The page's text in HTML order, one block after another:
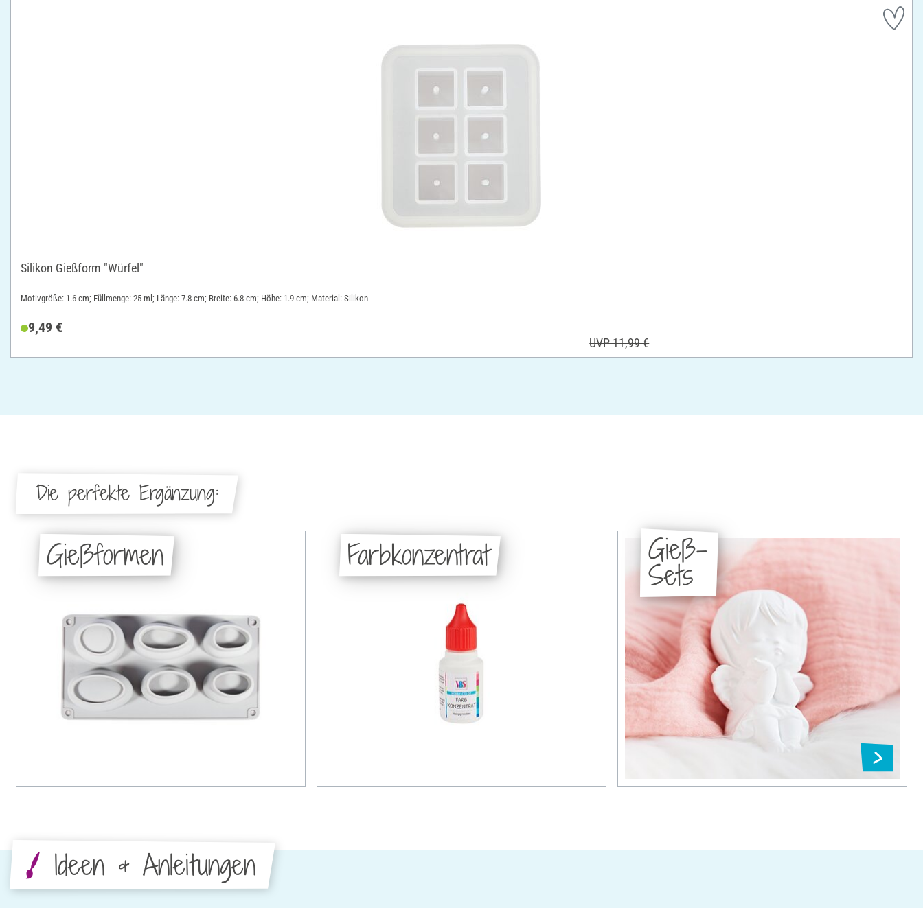
Silikon Gießform "Würfel"
Motivgröße: 1.6 cm; Füllmenge: 25 ml; Länge: 7.8 cm; Breite: 6.8 cm; Höhe: 1.9 cm; Material: Silikon
9,49 €
UVP 11,99 €
Die perfekte Ergänzung:
Gießformen Farbkonzentrat Gieß-
Sets
Ideen & Anleitungen